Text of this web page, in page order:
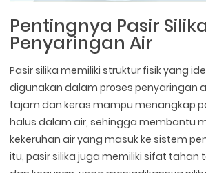
Pentingnya Pasir
Penyaringan Air
Pasir silika memiliki struktur fisik yang
digunakan dalam proses penyaringan
tajam dan keras mampu menangkap
halus dalam air, sehingga membantu
kekeruhan air yang masuk ke sistem
itu, pasir silika juga memiliki sifat tahan